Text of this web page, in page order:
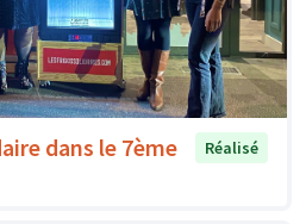
dans le 7ème
Réalisé